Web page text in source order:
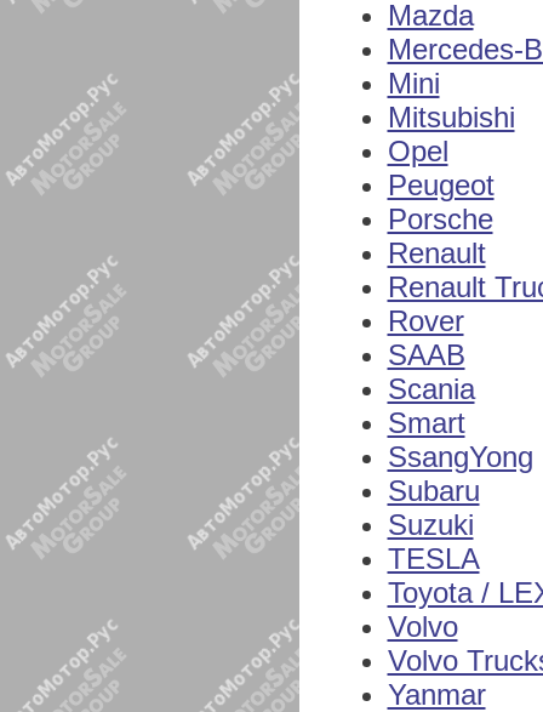
Mazda
Mercedes-
Mini
Mitsubishi
Opel
Peugeot
Porsche
Renault
Renault
Rover
SAAB
Scania
Smart
SsangYong
Subaru
Suzuki
TESLA
Toyota /
Volvo
Volvo
Yanmar